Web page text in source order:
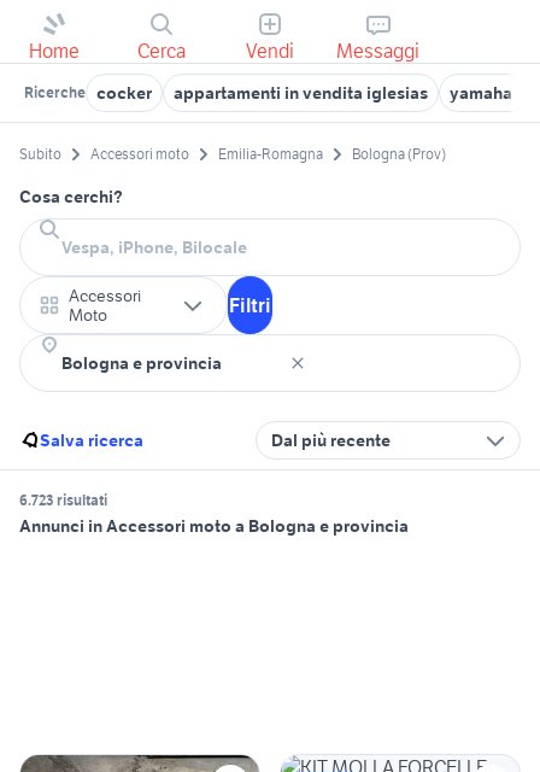
Home Cerca Vendi Messaggi
Ricerche cocker appartamenti in vendita iglesias yamaha
Subito Accessori moto Emilia-Romagna Bologna (Prov)
Cosa cerchi?
Accessori
Moto
Filtri
Salva ricerca Dal più recente
6.723 risultati
Annunci in Accessori moto a Bologna e provincia